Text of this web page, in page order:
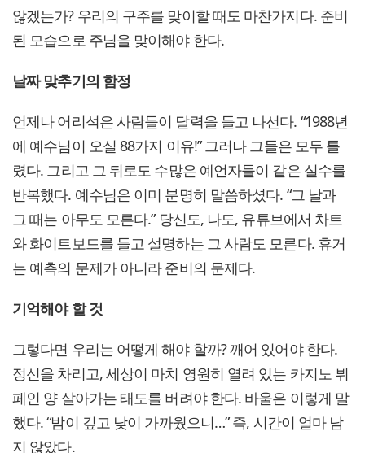
않겠는가? 우리의 구주를 맞이할 때도 마찬가지다. 준비
된 모습으로 주님을 맞이해야 한다.
날짜 맞추기의 함정
언제나 어리석은 사람들이 달력을 들고 나선다. “1988년
에 예수님이 오실 88가지 이유!” 그러나 그들은 모두 틀
렸다. 그리고 그 뒤로도 수많은 예언자들이 같은 실수를
반복했다. 예수님은 이미 분명히 말씀하셨다. “그 날과
그 때는 아무도 모른다.” 당신도, 나도, 유튜브에서 차트
와 화이트보드를 들고 설명하는 그 사람도 모른다. 휴거
는 예측의 문제가 아니라 준비의 문제다.
기억해야 할 것
그렇다면 우리는 어떻게 해야 할까? 깨어 있어야 한다.
정신을 차리고, 세상이 마치 영원히 열려 있는 카지노 뷔
페인 양 살아가는 태도를 버려야 한다. 바울은 이렇게 말
했다. “밤이 깊고 낮이 가까웠으니…” 즉, 시간이 얼마 남
지 않았다.